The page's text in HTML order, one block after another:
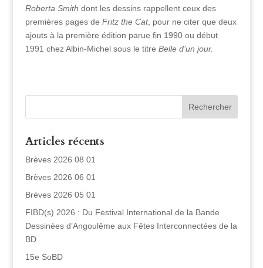
Roberta Smith dont les dessins rappellent ceux des
premières pages de Fritz the Cat, pour ne citer que deux
ajouts à la première édition parue fin 1990 ou début
1991 chez Albin-Michel sous le titre Belle d’un jour.
Articles récents
Brèves 2026 08 01
Brèves 2026 06 01
Brèves 2026 05 01
FIBD(s) 2026 : Du Festival International de la Bande
Dessinées d’Angoulême aux Fêtes Interconnectées de la
BD
15e SoBD